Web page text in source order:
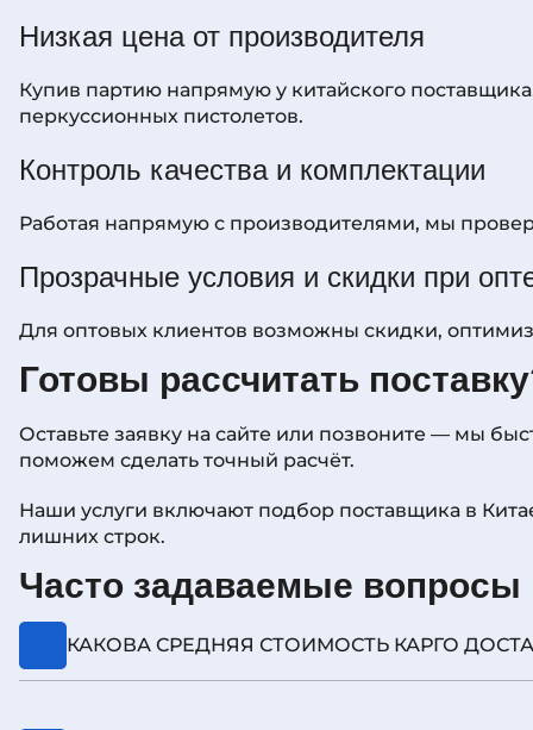
Низкая цена от производителя
Купив партию напрямую у китайского
перкуссионных пистолетов.
Контроль качества и комплектации
Работая напрямую с производителями, мы
Прозрачные условия и скидки при
Для оптовых клиентов возможны скидки,
Готовы рассчитать
Оставьте заявку на сайте или позвоните — мы
поможем сделать точный расчёт.
Наши услуги включают подбор поставщика в
лишних строк.
Часто задаваемые вопросы
КАКОВА СРЕДНЯЯ СТОИМОСТЬ КАРГО